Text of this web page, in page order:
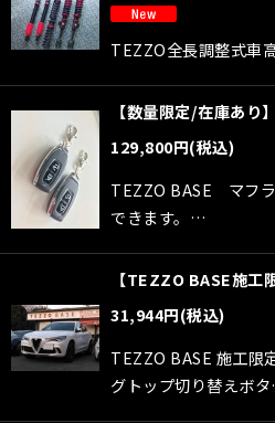
TEZZO全長調整式車
【数量限定/在庫あ
129,800円(税込)
TEZZO BASE マフ
できます。…
【TEZZO BASE施工
31,944円(税込)
TEZZO BASE 施工限
グトップ切り替えボ